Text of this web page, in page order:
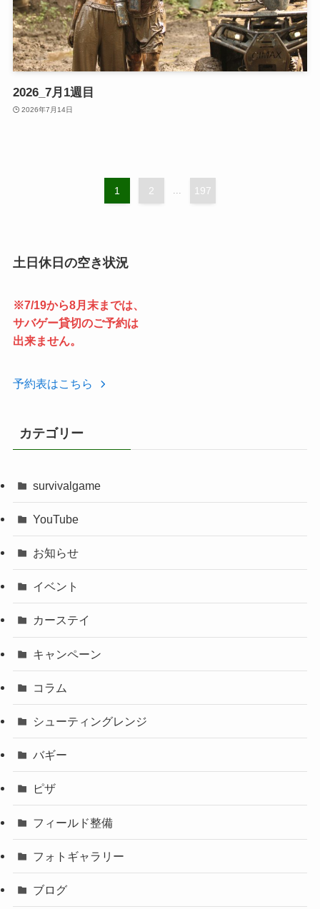
2026_7月1週目
2026年7月14日
1 2 ... 197
土日休日の空き状況
※7/19から8月末までは、
サバゲー貸切のご予約は
出来ません。
予約表はこちら
カテゴリー
survivalgame
YouTube
お知らせ
イベント
カーステイ
キャンペーン
コラム
シューティングレンジ
バギー
ピザ
フィールド整備
フォトギャラリー
ブログ